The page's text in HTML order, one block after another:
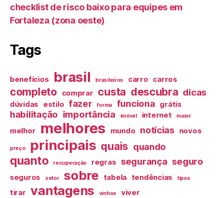
checklist de risco baixo para equipes em
Fortaleza (zona oeste)
Tags
benefícios brasil brasileiros carro carros
completo comprar custa descubra dicas
dúvidas estilo fazer forma funciona grátis
habilitação importância imóvel internet maior
melhor melhores mundo notícias novos
preço principais quais quando
quanto recuperação regras segurança seguro
seguros setor sobre tabela tendências tipos
tirar vantagens vinhos viver